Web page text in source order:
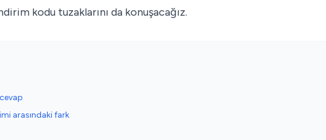
kodu tuzaklarını da konuşacağız.
arasındaki fark